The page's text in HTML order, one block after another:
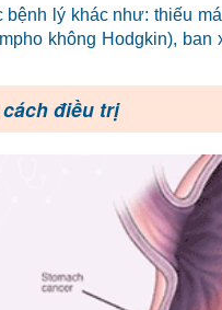
lý khác như: thiếu
không Hodgkin), ban
điều trị